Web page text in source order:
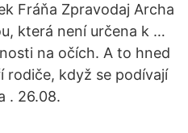
Fráňa Zpravodaj Archa
která není určena k …
na očích. A to hned
rodiče, když se podívají
. 26.08.